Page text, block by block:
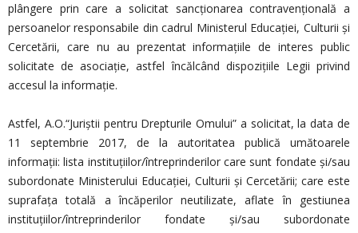
plângere prin care a solicitat sancționarea contravențională a
persoanelor responsabile din cadrul Ministerul Educației, Culturii și
Cercetării, care nu au prezentat informațiile de interes public
solicitate de asociație, astfel încălcând dispozițiile Legii privind
accesul la informație.
Astfel, A.O.“Juriștii pentru Drepturile Omului” a solicitat, la data de
11 septembrie 2017, de la autoritatea publică umătoarele
informații: lista instituțiilor/întreprinderilor care sunt fondate și/sau
subordonate Ministerului Educației, Culturii și Cercetării; care este
suprafața totală a încăperilor neutilizate, aflate în gestiunea
instituțiilor/întreprinderilor fondate și/sau subordonate